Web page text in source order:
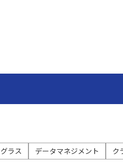
テム運用 デバイス管理
ラス データマネジメント ク